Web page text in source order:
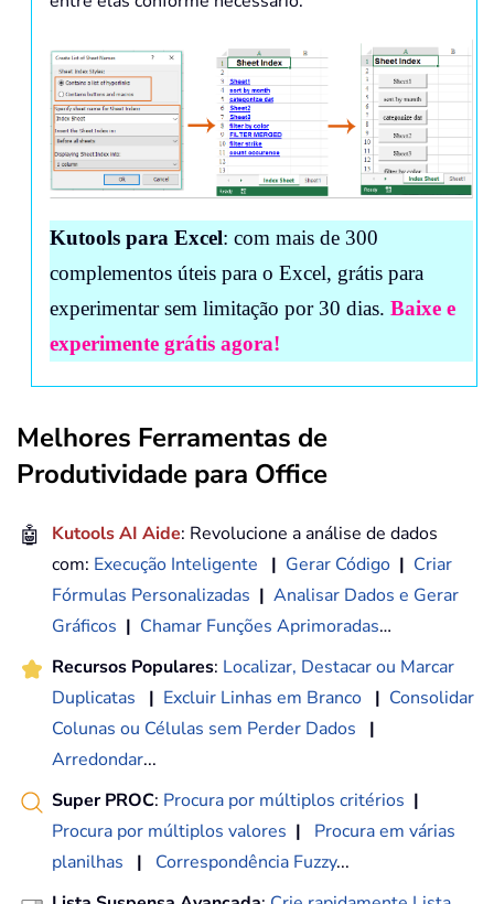
Kutools para Excel: com mais de 300
complementos úteis para o Excel, grátis para
experimentar sem limitação por 30 dias. Baixe e
experimente grátis agora!
Melhores Ferramentas de
Produtividade para Office
🤖 Kutools AI Aide: Revolucione a análise de dados
com: Execução Inteligente | Gerar Código | Criar
Fórmulas Personalizadas | Analisar Dados e Gerar
Gráficos | Chamar Funções Aprimoradas…
Recursos Populares: Localizar, Destacar ou Marcar
Duplicatas
| Excluir Linhas em Branco | Consolidar
Colunas ou Células sem Perder Dados
|
Arredondar...
Super PROC: Procura por múltiplos critérios |
Procura por múltiplos valores |
Procura em várias
planilhas
| Correspondência Fuzzy...